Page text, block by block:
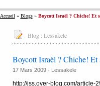
Accueil » Blogs» Boycott Israël ? Chiche! Et
Blog : Lessakele
Boycott Israël ? Chiche!
17 Mars 2009 - Lessakele
http://jss.over-blog.com/